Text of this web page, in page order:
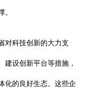
对科技创新的大力支
建设创新平台等措施，
化的良好生态。这些企